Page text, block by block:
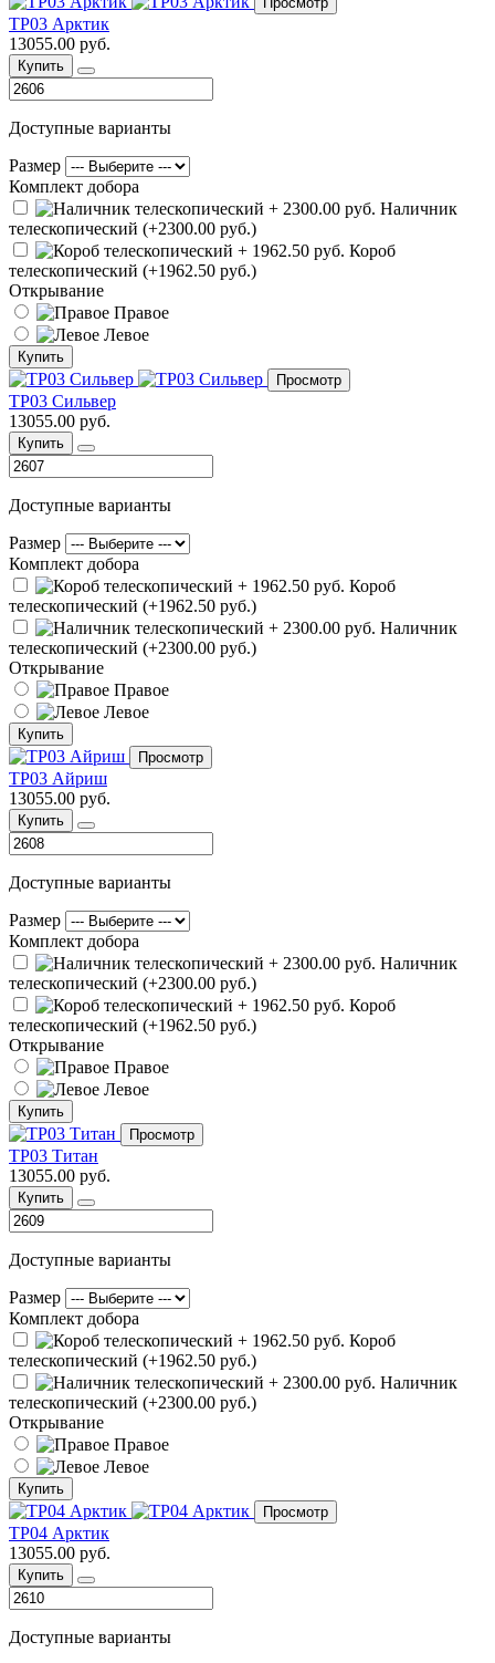
ТР03 Арктик
13055.00 руб.
Купить
Доступные варианты
Размер
Комплект добора
Наличник
телескопический (+2300.00 руб.)
Короб
телескопический (+1962.50 руб.)
Открывание
Правое
Левое
Купить
Просмотр
ТР03 Сильвер
13055.00 руб.
Купить
Доступные варианты
Размер
Комплект добора
Короб
телескопический (+1962.50 руб.)
Наличник
телескопический (+2300.00 руб.)
Открывание
Правое
Левое
Купить
Просмотр
ТР03 Айриш
13055.00 руб.
Купить
Доступные варианты
Размер
Комплект добора
Наличник
телескопический (+2300.00 руб.)
Короб
телескопический (+1962.50 руб.)
Открывание
Правое
Левое
Купить
Просмотр
ТР03 Титан
13055.00 руб.
Купить
Доступные варианты
Размер
Комплект добора
Короб
телескопический (+1962.50 руб.)
Наличник
телескопический (+2300.00 руб.)
Открывание
Правое
Левое
Купить
Просмотр
ТР04 Арктик
13055.00 руб.
Купить
Доступные варианты